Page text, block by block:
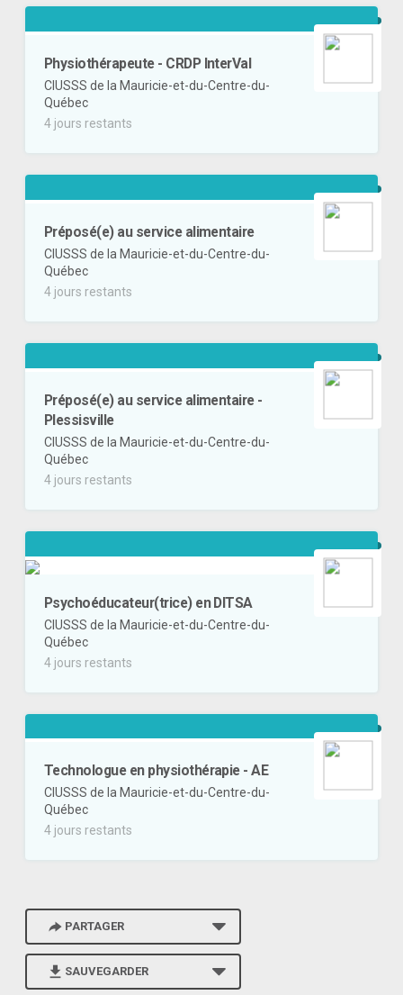
Physiothérapeute - CRDP InterVal
CIUSSS de la Mauricie-et-du-Centre-du-
Québec
4 jours restants
Préposé(e) au service alimentaire
CIUSSS de la Mauricie-et-du-Centre-du-
Québec
4 jours restants
Préposé(e) au service alimentaire -
Plessisville
CIUSSS de la Mauricie-et-du-Centre-du-
Québec
4 jours restants
Psychoéducateur(trice) en DITSA
CIUSSS de la Mauricie-et-du-Centre-du-
Québec
4 jours restants
Technologue en physiothérapie - AE
CIUSSS de la Mauricie-et-du-Centre-du-
Québec
4 jours restants
PARTAGER
SAUVEGARDER